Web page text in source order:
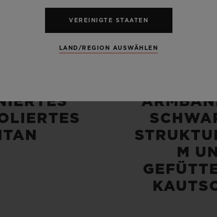
M
VEREINIGTE STAATEN
LAND/REGION AUSWÄHLEN